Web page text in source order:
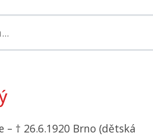
– † 26.6.1920 Brno (dětská